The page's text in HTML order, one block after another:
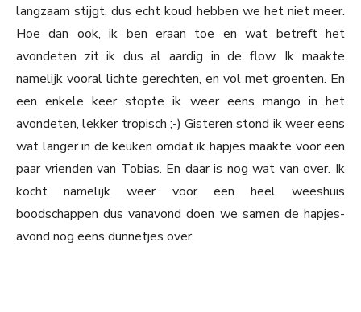
langzaam stijgt, dus echt koud hebben we het niet meer.
Hoe dan ook, ik ben eraan toe en wat betreft het
avondeten zit ik dus al aardig in de flow. Ik maakte
namelijk vooral lichte gerechten, en vol met groenten. En
een enkele keer stopte ik weer eens mango in het
avondeten, lekker tropisch ;-) Gisteren stond ik weer eens
wat langer in de keuken omdat ik hapjes maakte voor een
paar vrienden van Tobias. En daar is nog wat van over. Ik
kocht namelijk weer voor een heel weeshuis
boodschappen dus vanavond doen we samen de hapjes-
avond nog eens dunnetjes over.